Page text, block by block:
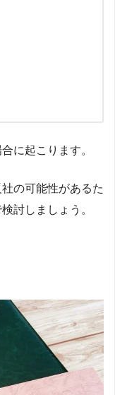
に起こります。
の可能性があるた
討しましょう。